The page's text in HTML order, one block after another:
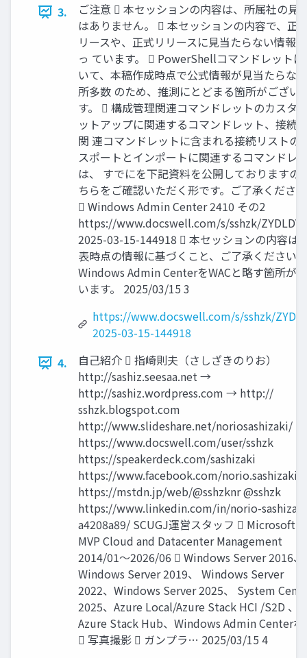
3.
ご注意  本セッションの内容は、所属社の見
はありません。  本セッションの内容で、正
リースや、正式リリースに見当たらない情報
っ ています。  PowerShellコマンドレット
いて、本稿作成時点で公式情報が見当たらな
所多数 のため、推測にとどまる箇所がござい
す。  構成管理関連コマンドレットのカスタ
ットアップに関連するコマンドレット、接続
関 連コマンドレットに含まれる接続リストの
スポートとインポートに関連するコマンドレ
は、 すでにを下記資料を公開しておりますの
ちらをご確認いただく形です。ご了承くださ
 Windows Admin Center 2410 その2
https://www.docswell.com/s/sshzk/ZYDLDV-
2025-03-15-144918  本セッションの内容は
表時点の情報に基づくこと、ご了承ください
Windows Admin CenterをWACと略す箇所が
います。 2025/03/15 3
https://www.docswell.com/s/sshzk/
2025-03-15-144918
4.
自己紹介  指崎則夫（さしざきのりお）
http://sashiz.seesaa.net →
http://sashiz.wordpress.com → http://
sshzk.blogspot.com
http://www.slideshare.net/noriosashizaki/
https://www.docswell.com/user/sshzk
https://speakerdeck.com/sashizaki
https://www.facebook.com/norio.sashizaki
https://mstdn.jp/web/@sshzknr @sshzk
https://www.linkedin.com/in/norio-
a4208a89/ SCUGJ運営スタッフ  Microsoft
MVP Cloud and Datacenter Management
2014/01～2026/06  Windows Server 2016、
Windows Server 2019、 Windows Server
2022、Windows Server 2025、 System
2025、Azure Local/Azure Stack HCI /S2D 、
Azure Stack Hub、Windows Admin Centerな
 写真撮影  ガンプラ… 2025/03/15 4